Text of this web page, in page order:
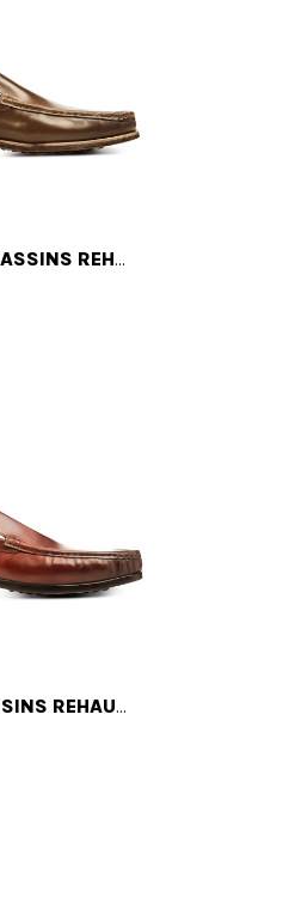
ALICANTE - MOCASSINS REHAUSSANTS EN CUIR SHELL CORDOVAN JUSQU'À 6 CM EN PLUS
ROCCA - MOCASSINS REHAUSSANTS EN CUIR SHELL CORDOVAN JUSQU'À 6 CM EN PLUS